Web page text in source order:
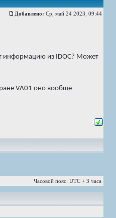
Добавлено: Ср, май 24 2023, 09:44
информацию из IDOC? Может
VA01 оно вообще
Часовой пояс: UTC + 3 часа